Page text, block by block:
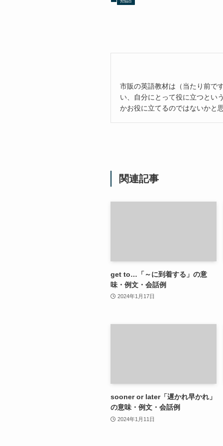
市販の英語教材は（当たり前で
い、自分にとって役に立つとい
かお役に立てるのではないかと
関連記事
get to…「～に到着する」の意
味・例文・会話例
2024年1月17日
sooner or later「遅かれ早かれ」
の意味・例文・会話例
2024年1月11日